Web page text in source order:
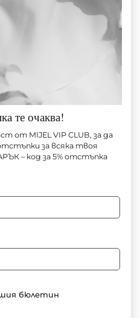
WAVES
897 91 55 71
те очаква!
от MIJEL VIP CLUB, за да
за всяка твоя
– код за 5% отстъпка
бюлетин